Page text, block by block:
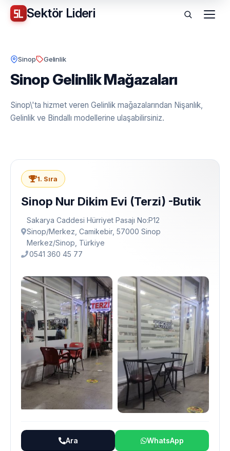
Sektör Lideri Menü
Sinop Gelinlik
Sinop Gelinlik Mağazaları
Sinop\'ta hizmet veren Gelinlik mağazalarından Nişanlık,
Gelinlik ve Bindallı modellerine ulaşabilirsiniz.
1. Sıra
Sinop Nur Dikim Evi (Terzi) -Butik
Sakarya Caddesi Hürriyet Pasajı No:P12
Sinop/Merkez, Camikebir, 57000 Sinop
Merkez/Sinop, Türkiye
0541 360 45 77
Ara WhatsApp